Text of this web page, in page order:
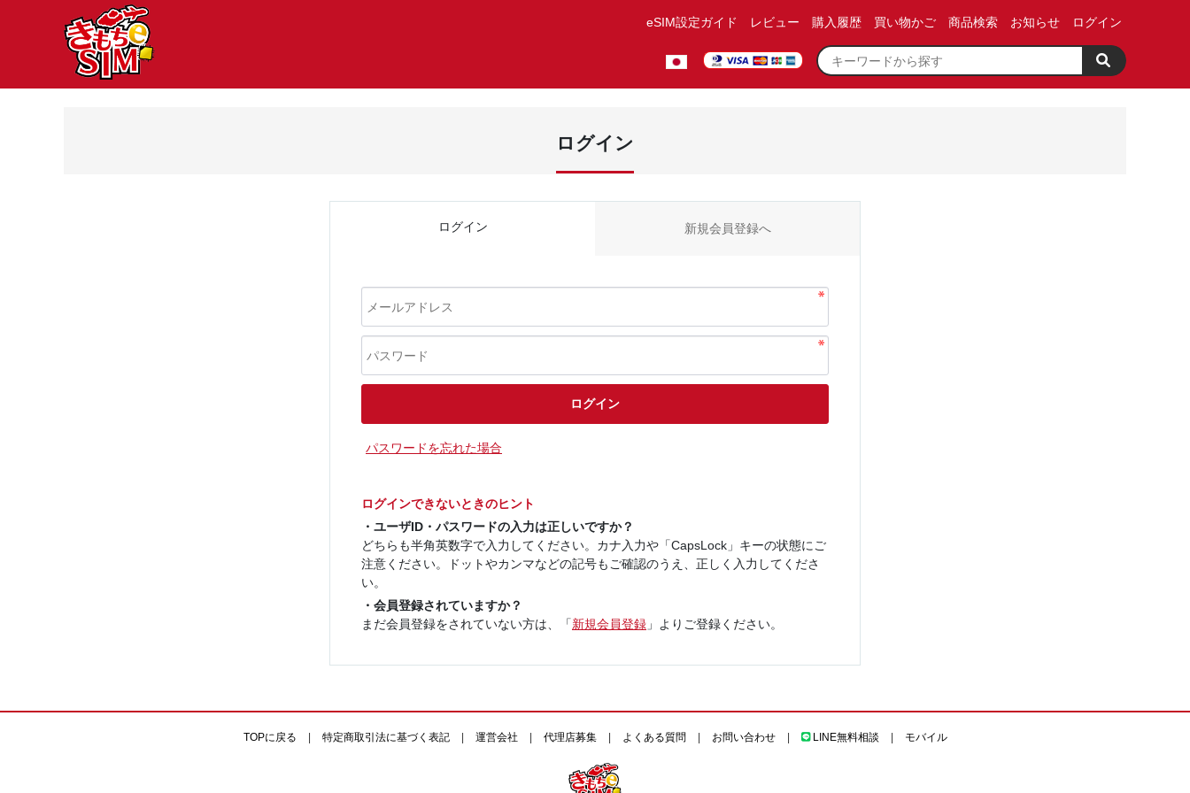
eSIM設定ガイド レビュー 購入履歴 買い物かご 商品検索 お知らせ ログイン
ログイン
ログイン 新規会員登録へ
ログイン
パスワードを忘れた場合
ログインできないときのヒント
・ユーザID・パスワードの入力は正しいですか？
どちらも半角英数字で入力してください。カナ入力や「CapsLock」キーの状態にご
注意ください。ドットやカンマなどの記号もご確認のうえ、正しく入力してくださ
い。
・会員登録されていますか？
まだ会員登録をされていない方は、「新規会員登録 」よりご登録ください。
TOPに戻る 特定商取引法に基づく表記 運営会社 代理店募集 よくある質問 お問い合わせ LINE無料相談 モバイル